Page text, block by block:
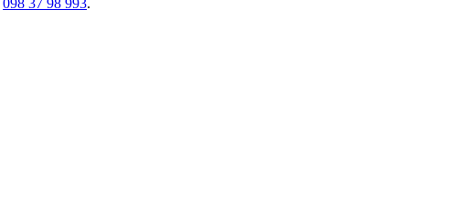
098 37 98 993.